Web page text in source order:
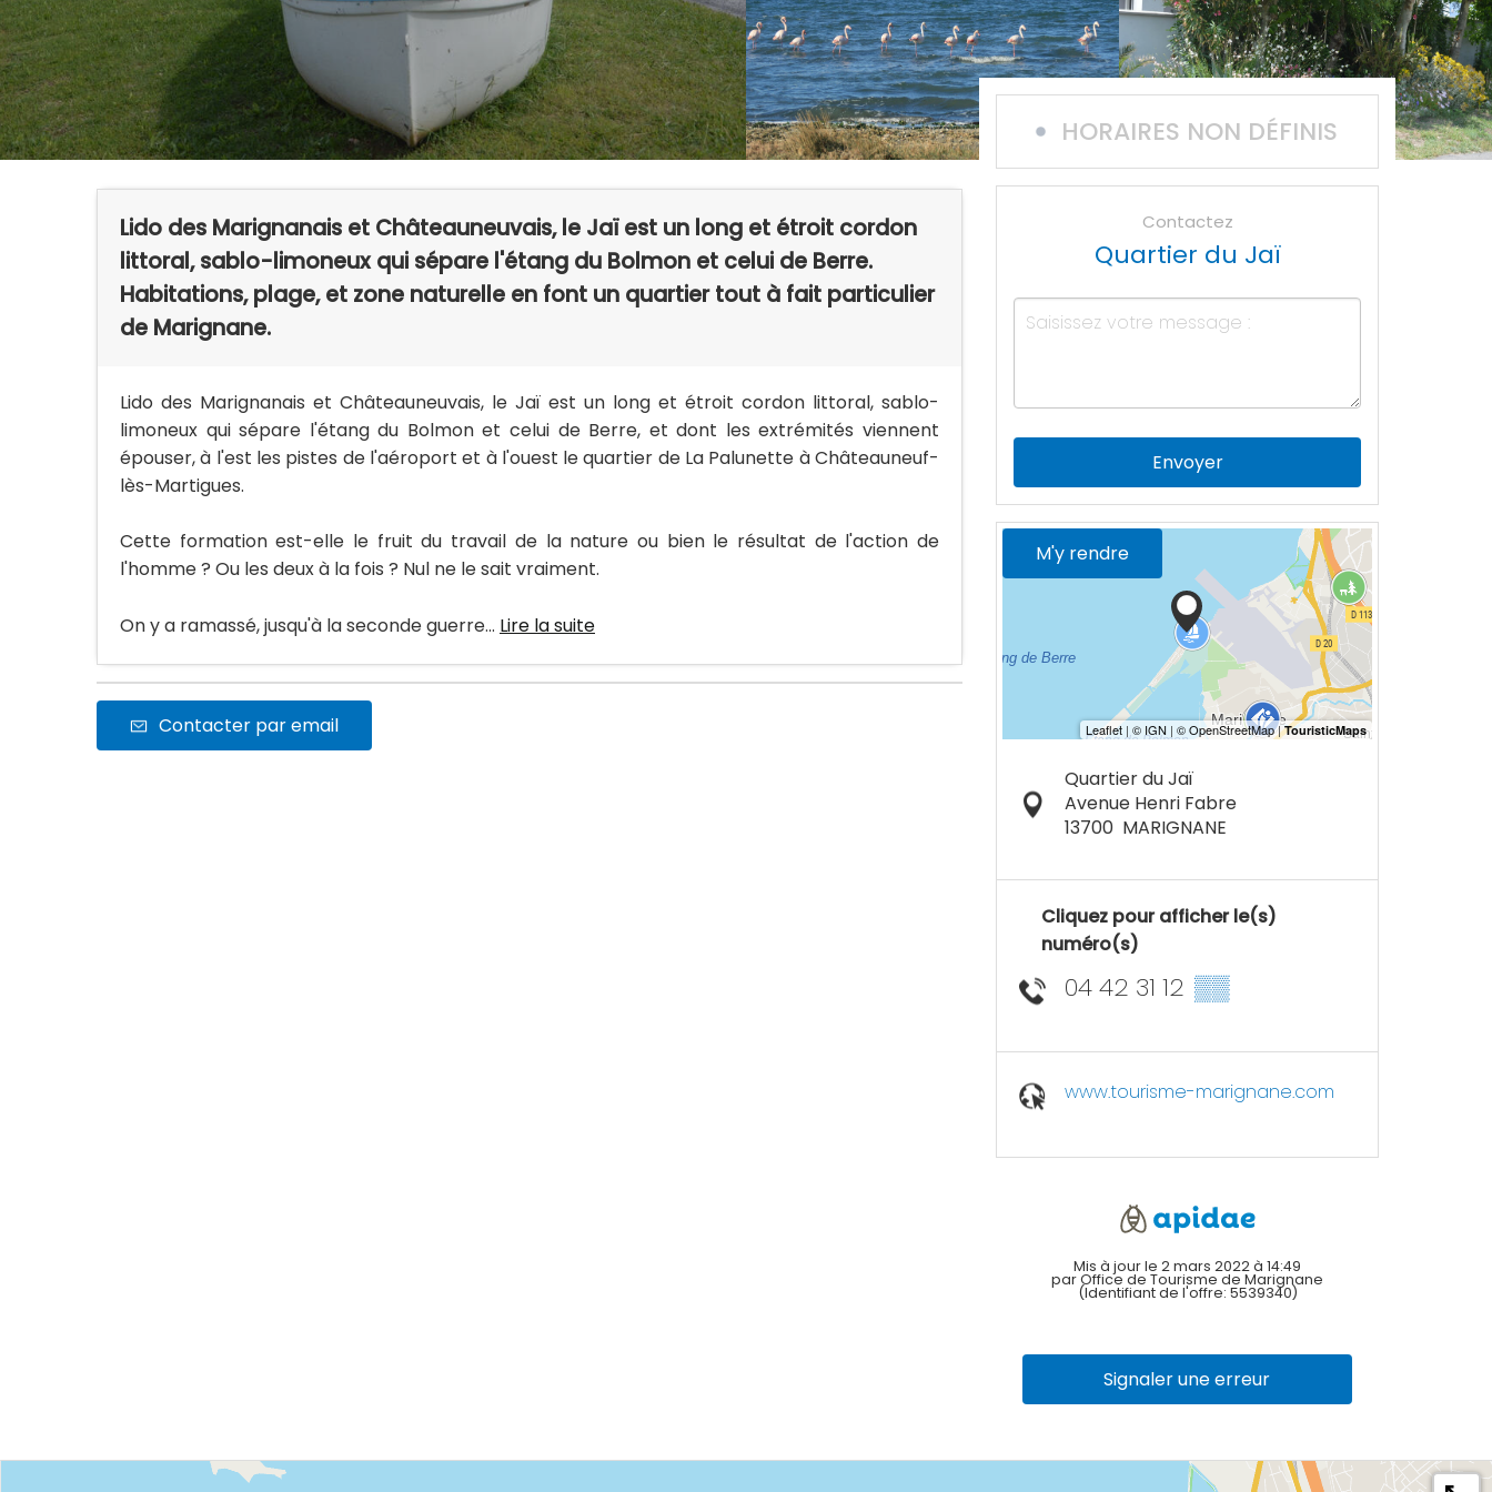
Lido des Marignanais et Châteauneuvais, le Jaï est un long et étroit cordon
littoral, sablo-limoneux qui sépare l'étang du Bolmon et celui de Berre.
Habitations, plage, et zone naturelle en font un quartier tout à fait particulier
de Marignane.
Lido des Marignanais et Châteauneuvais, le Jaï est un long et étroit cordon littoral, sablo-
limoneux qui sépare l'étang du Bolmon et celui de Berre, et dont les extrémités viennent
épouser, à l'est les pistes de l'aéroport et à l'ouest le quartier de La Palunette à Châteauneuf-
lès-Martigues.
Cette formation est-elle le fruit du travail de la nature ou bien le résultat de l'action de
l'homme ? Ou les deux à la fois ? Nul ne le sait vraiment.
On y a ramassé, jusqu'à la seconde guerre... Lire la suite
Contacter par email
HORAIRES NON DÉFINIS
Contactez
Quartier du Jaï
Envoyer
M'y rendre
Quartier du Jaï
Avenue Henri Fabre
13700 MARIGNANE
Cliquez pour afficher le(s)
numéro(s)
04 42 31 12 ▒▒
www.tourisme-marignane.com
Mis à jour le 2 mars 2022 à 14:49
par Office de Tourisme de Marignane
(Identifiant de l'offre: 5539340)
Signaler une erreur